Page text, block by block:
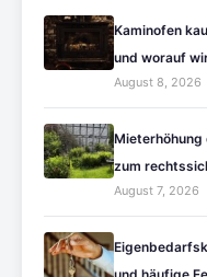
Kaminofen
und worauf
August 8, 2026
zum
August 7, 2026